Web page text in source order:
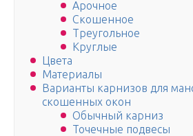
Арочное
Скошенное
Треугольное
Круглые
Цвета
Материалы
Варианты карнизов для
скошенных окон
Обычный карниз
Точечные подвесы